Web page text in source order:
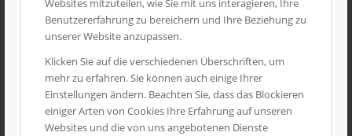
Websites mitzuteilen, wie Sie mit uns interagieren, Ihre
Benutzererfahrung zu bereichern und Ihre Beziehung zu
unserer Website anzupassen.
Klicken Sie auf die verschiedenen Überschriften, um
mehr zu erfahren. Sie können auch einige Ihrer
Einstellungen ändern. Beachten Sie, dass das Blockieren
einiger Arten von Cookies Ihre Erfahrung auf unseren
Websites und die von uns angebotenen Dienste